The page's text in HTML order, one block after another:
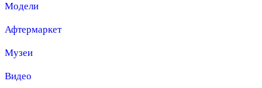
Модели
Афтермаркет
Музеи
Видео